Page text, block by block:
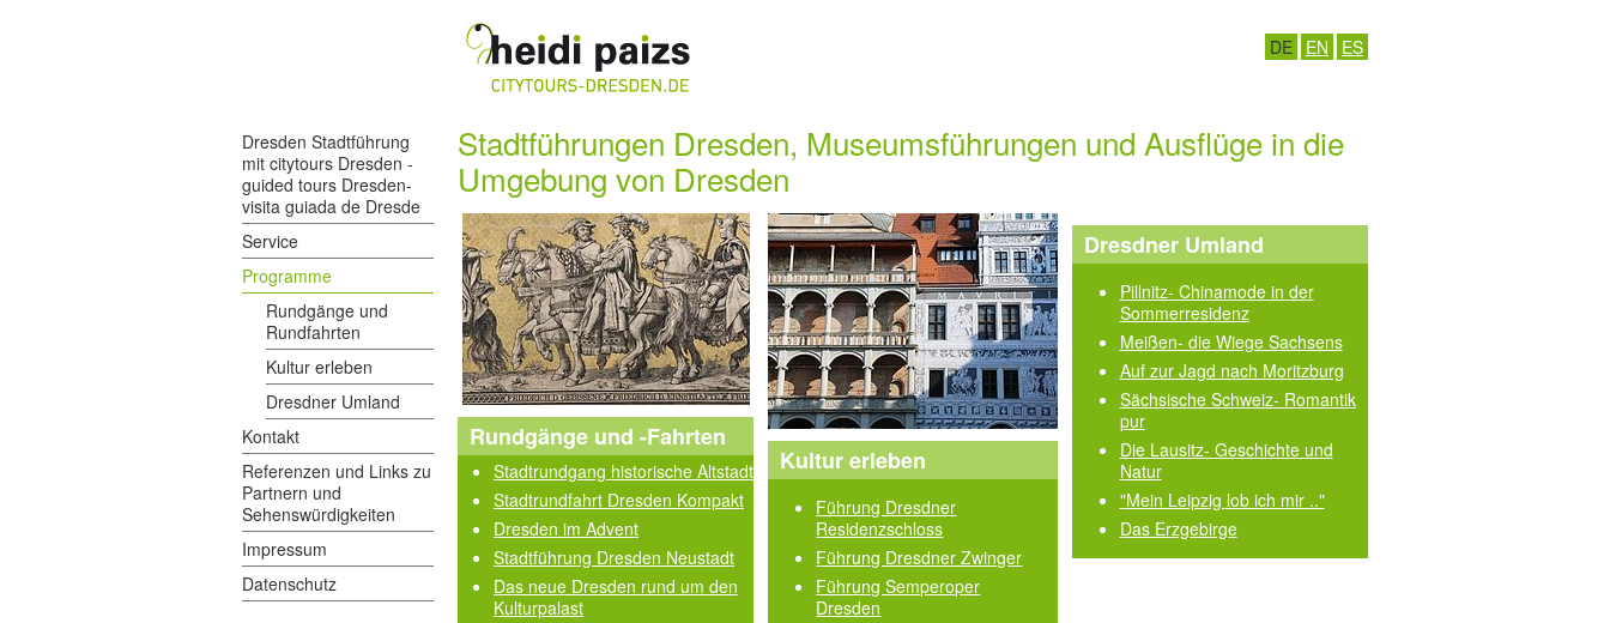
DE EN ES
Dresden Stadtführung
mit citytours Dresden -
guided tours Dresden-
visita guiada de Dresde
Service
Programme
Rundgänge und
Rundfahrten
Kultur erleben
Dresdner Umland
Kontakt
Referenzen und Links zu
Partnern und
Sehenswürdigkeiten
Impressum
Datenschutz
Stadtführungen Dresden, Museumsführungen und Ausflüge in die
Umgebung von Dresden
Rundgänge und -Fahrten
Stadtrundgang historische Altstadt
Stadtrundfahrt Dresden Kompakt
Dresden im Advent
Stadtführung Dresden Neustadt
Das neue Dresden rund um den
Kulturpalast
Kultur erleben
Führung Dresdner
Residenzschloss
Führung Dresdner Zwinger
Führung Semperoper
Dresden
Dresdner Umland
Pillnitz- Chinamode in der
Sommerresidenz
Meißen- die Wiege Sachsens
Auf zur Jagd nach Moritzburg
Sächsische Schweiz- Romantik
pur
Die Lausitz- Geschichte und
Natur
"Mein Leipzig lob ich mir .."
Das Erzgebirge